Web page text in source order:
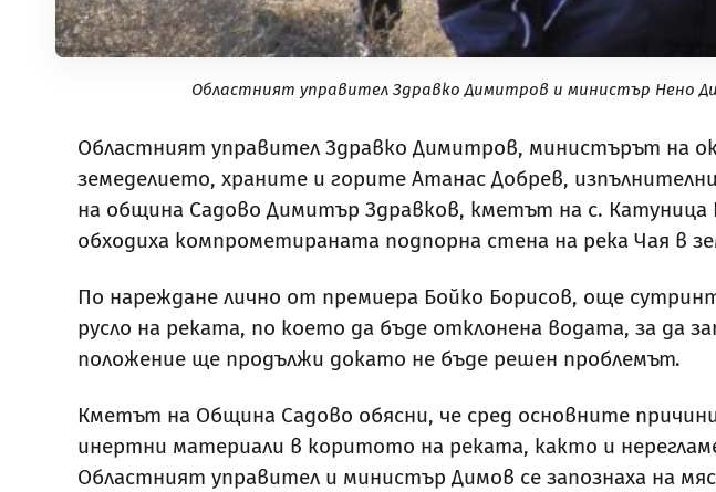
Областният управител Здравко Димитров и министър Нено
Областният управител Здравко Димитров, министърът на
земеделието, храните и горите Атанас Добрев,
на община Садово Димитър Здравков, кметът на с.
обходиха компрометираната подпорна стена на река Чая в
По нареждане лично от премиера Бойко Борисов, още
русло на реката, по което да бъде отклонена водата, за да
положение ще продължи докато не бъде решен проблемът.
Кметът на Община Садово обясни, че сред основните
инертни материали в коритото на реката, както и
Областният управител и министър Димов се запознаха на